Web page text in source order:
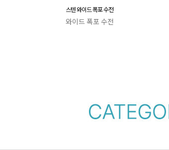
스텐 와이드 폭포 수전
와이드 폭포 수전